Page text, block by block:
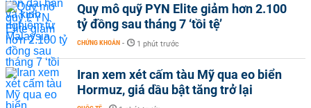
Quy mô quỹ PYN Elite giảm hơn 2.100
tỷ đồng sau tháng 7 ‘tồi tệ’
CHỨNG KHOÁN - 1 phút trước
Iran xem xét cấm tàu Mỹ qua eo biển
Hormuz, giá dầu bật tăng trở lại